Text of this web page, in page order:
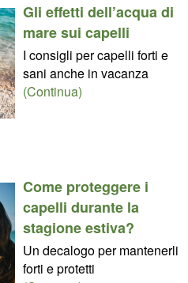
Gli effetti dell’acqua di
mare sui capelli
I consigli per capelli forti e
sani anche in vacanza
(Continua)
Come proteggere i
capelli durante la
stagione estiva?
Un decalogo per mantenerli
forti e protetti